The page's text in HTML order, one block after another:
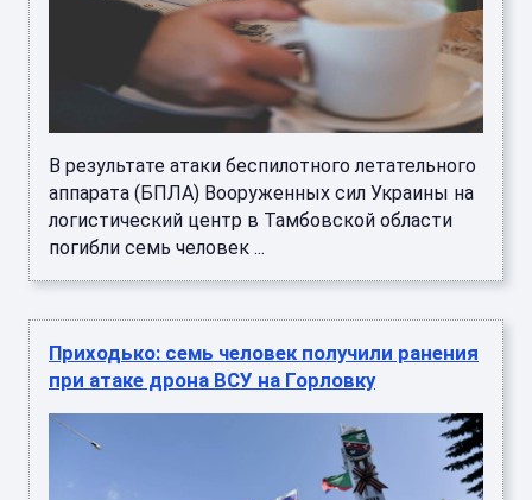
В результате атаки беспилотного летательного
аппарата (БПЛА) Вооруженных сил Украины на
логистический центр в Тамбовской области
погибли семь человек ...
Приходько: семь человек получили ранения
при атаке дрона ВСУ на Горловку